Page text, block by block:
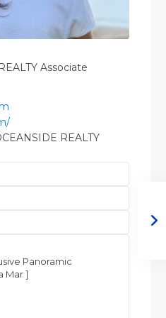
Associate
REALTY